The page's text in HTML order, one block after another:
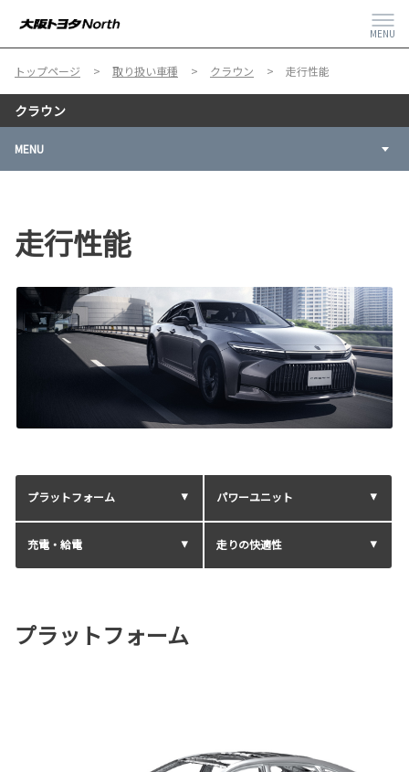
MENU
トップページ 取り扱い車種 クラウン 走行性能
クラウン
MENU
走行性能
プラットフォーム パワーユニット
充電・給電 走りの快適性
プラットフォーム